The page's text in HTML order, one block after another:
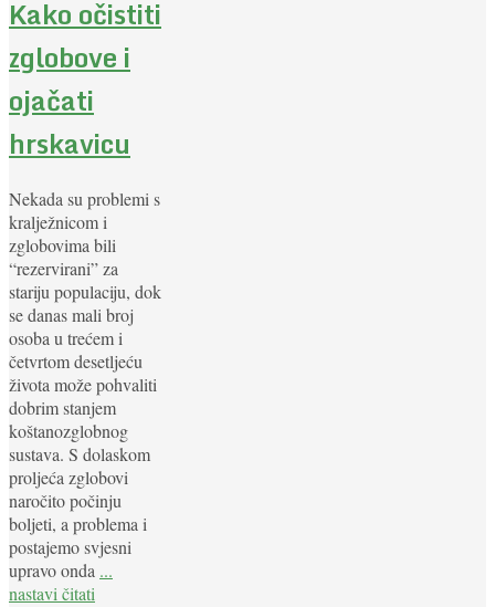
Kako očistiti
zglobove i
ojačati
hrskavicu
Nekada su problemi s
kralježnicom i
zglobovima bili
“rezervirani” za
stariju populaciju, dok
se danas mali broj
osoba u trećem i
četvrtom desetljeću
života može pohvaliti
dobrim stanjem
koštanozglobnog
sustava. S dolaskom
proljeća zglobovi
naročito počinju
boljeti, a problema i
postajemo svjesni
upravo onda ...
nastavi čitati